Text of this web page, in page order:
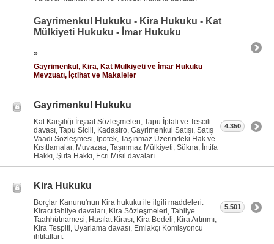
Gayrimenkul Hukuku - Kira Hukuku - Kat
Mülkiyeti Hukuku - İmar Hukuku
»
Gayrimenkul, Kira, Kat Mülkiyeti ve İmar Hukuku
Mevzuatı, İçtihat ve Makaleler
Gayrimenkul Hukuku
Kat Karşılığı İnşaat Sözleşmeleri, Tapu İptali ve Tescili
davası, Tapu Sicili, Kadastro, Gayrimenkul Satışı, Satış
Vaadi Sözleşmesi, İpotek, Taşınmaz Üzerindeki Hak ve
Kısıtlamalar, Muvazaa, Taşınmaz Mülkiyeti, Sükna, İntifa
Hakkı, Şufa Hakkı, Ecri Misil davaları
4.350
Kira Hukuku
Borçlar Kanunu'nun Kira hukuku ile ilgili maddeleri.
Kiracı tahliye davaları, Kira Sözleşmeleri, Tahliye
Taahhütnamesi, Hasılat Kirası, Kira Bedeli, Kira Artırımı,
Kira Tespiti, Uyarlama davası, Emlakçı Komisyoncu
ihtilafları.
5.501